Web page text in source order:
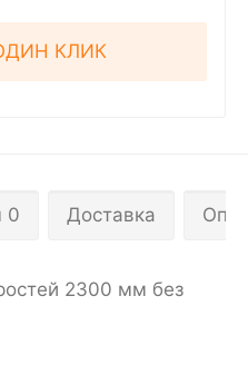
КЛИК
0 Доставка
2300 мм без